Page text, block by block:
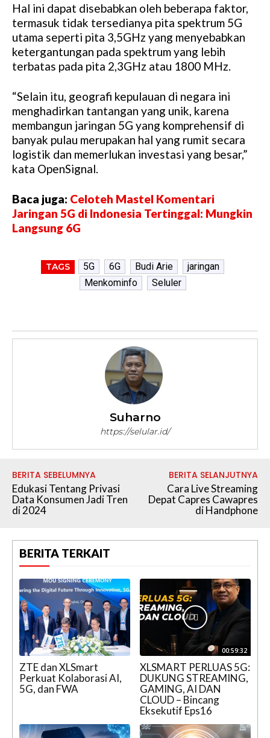
Hal ini dapat disebabkan oleh beberapa faktor,
termasuk tidak tersedianya pita spektrum 5G
utama seperti pita 3,5GHz yang menyebabkan
ketergantungan pada spektrum yang lebih
terbatas pada pita 2,3GHz atau 1800 MHz.
“Selain itu, geografi kepulauan di negara ini
menghadirkan tantangan yang unik, karena
membangun jaringan 5G yang komprehensif di
banyak pulau merupakan hal yang rumit secara
logistik dan memerlukan investasi yang besar,”
kata OpenSignal.
Baca juga: Celoteh Mastel Komentari
Jaringan 5G di Indonesia Tertinggal: Mungkin
Langsung 6G
TAGS 5G 6G Budi Arie
jaringan
Menkominfo
Seluler
Suharno
https://selular.id/
BERITA SEBELUMNYA
Edukasi Tentang Privasi
Data Konsumen Jadi Tren
di 2024
BERITA SELANJUTNYA
Cara Live Streaming
Depat Capres Cawapres
di Handphone
BERITA TERKAIT
ZTE dan XLSmart
Perkuat Kolaborasi AI,
5G, dan FWA
00:59:32
XLSMART PERLUAS 5G:
DUKUNG STREAMING,
GAMING, AI DAN
CLOUD – Bincang
Eksekutif Eps16